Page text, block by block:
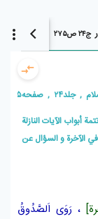
ج۲۴ ص۲۷۵ بحار
, صفحه۲۷۵
أبواب الآيات النازلة
في الآخرة و السؤال عن
، رَوَى اَلصَّدُوقُ